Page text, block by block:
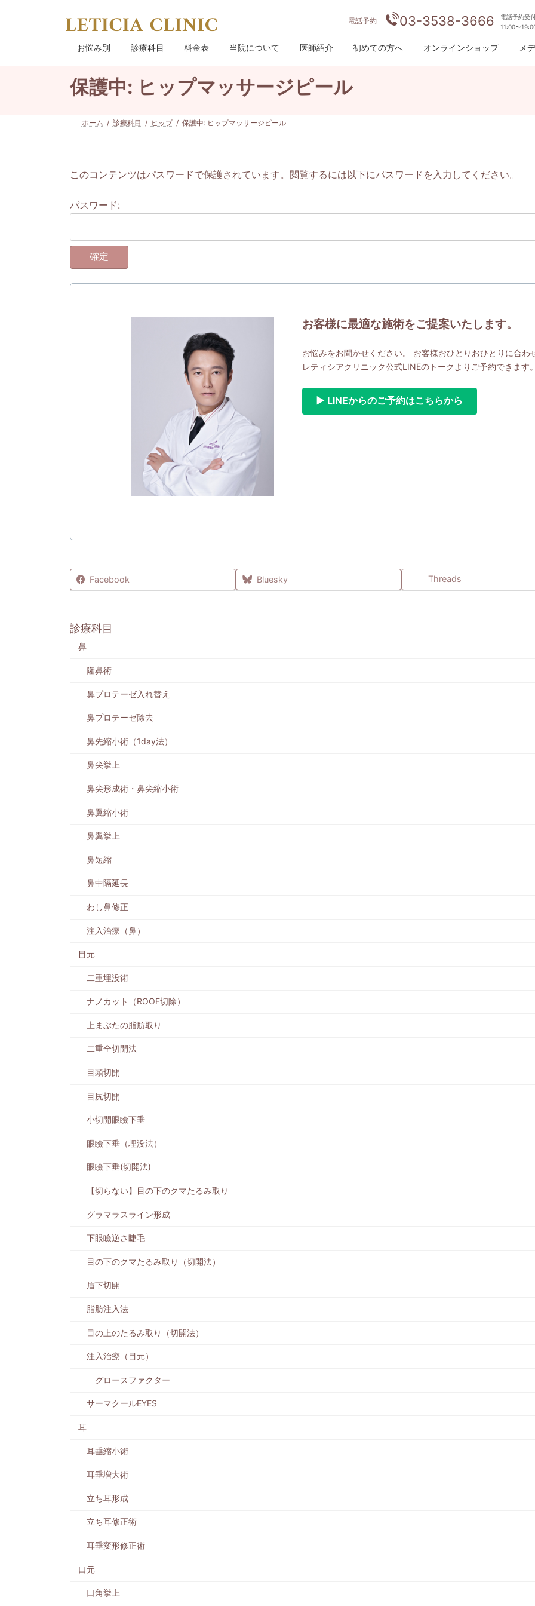
電話予約 03-3538-3666
電話予約受
11:00〜
お悩み別 診療科目 料金表 当院について 医師紹介 初めての方へ オンラインショップ メ
保護中: ヒップマッサージピール
ホーム 診療科目 ヒップ 保護中: ヒップマッサージピール
このコンテンツはパスワードで保護されています。閲覧するには以下にパスワードを入力してください。
パスワード:
お客様に最適な施術をご提案いたします。
お悩みをお聞かせください。 お客様おひとりおひとりに合わ
レティシアクリニック公式LINEのトークよりご予約できます
▶ LINEからのご予約はこちらから
Facebook Bluesky Threads
診療科目
鼻
隆鼻術
鼻プロテーゼ入れ替え
鼻プロテーゼ除去
鼻先縮小術（1day法）
鼻尖挙上
鼻尖形成術・鼻尖縮小術
鼻翼縮小術
鼻翼挙上
鼻短縮
鼻中隔延長
わし鼻修正
注入治療（鼻）
目元
二重埋没術
ナノカット（ROOF切除）
上まぶたの脂肪取り
二重全切開法
目頭切開
目尻切開
小切開眼瞼下垂
眼瞼下垂（埋没法）
眼瞼下垂(切開法)
【切らない】目の下のクマたるみ取り
グラマラスライン形成
下眼瞼逆さ睫毛
目の下のクマたるみ取り（切開法）
眉下切開
脂肪注入法
目の上のたるみ取り（切開法）
注入治療（目元）
グロースファクター
サーマクールEYES
耳
耳垂縮小術
耳垂増大術
立ち耳形成
立ち耳修正術
耳垂変形修正術
口元
口角挙上